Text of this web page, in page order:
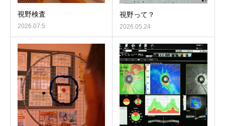
視野検査
2026.07.5
視野って？
2026.05.24